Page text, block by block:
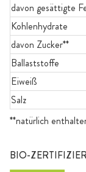
davon gesättigte
Kohlenhydrate
davon Zucker**
Ballaststoffe
Eiweiß
Salz
**natürlich
BIO-